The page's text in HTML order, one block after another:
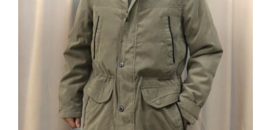
ΜΠΟΥΦΑΝ ΜΠ-08 ΕΙΣΑΓΩΓΗ EU